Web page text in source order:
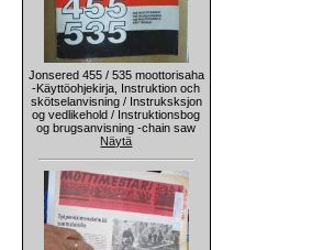
Jonsered 455 / 535 moottorisaha
-Käyttöohjekirja, Instruktion och
skötselanvisning / Instruksksjon
og vedlikehold / Instruktionsbog
og brugsanvisning -chain saw
Näytä